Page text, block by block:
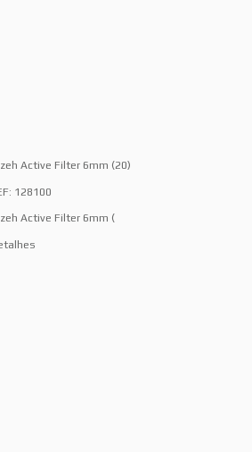
Active Filter 6mm (20)
128100
Active Filter 6mm (